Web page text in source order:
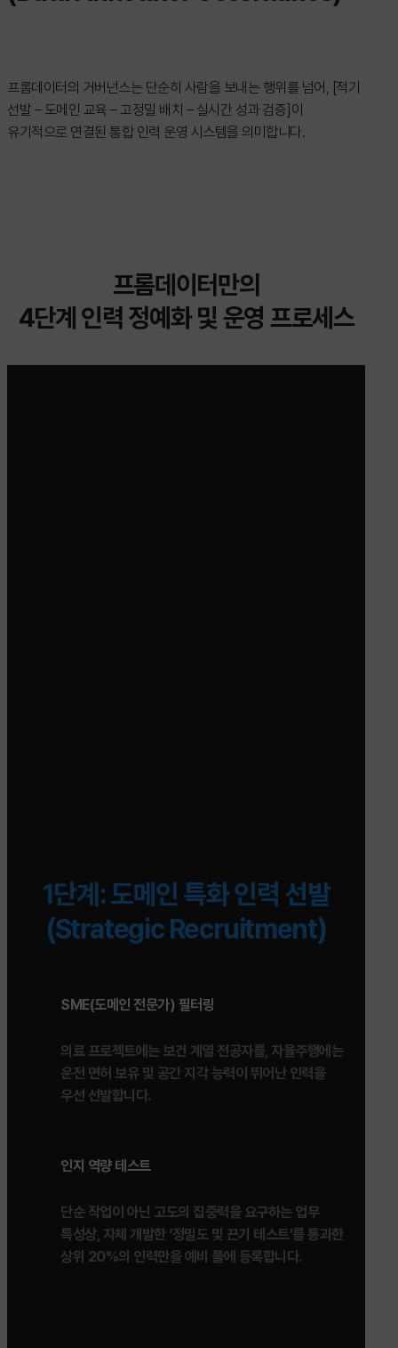
프롬데이터의 거버넌스는 단순히 사람을 보내는 행위를 넘어, [적기
선발 – 도메인 교육 – 고정밀 배치 – 실시간 성과 검증]이
유기적으로 연결된 통합 인력 운영 시스템을 의미합니다.
프롬데이터만의
4단계 인력 정예화 및 운영 프로세스
1단계: 도메인 특화 인력 선발
(Strategic Recruitment)
SME(도메인 전문가) 필터링
의료 프로젝트에는 보건 계열 전공자를, 자율주행에는
운전 면허 보유 및 공간 지각 능력이 뛰어난 인력을
우선 선발합니다.
인지 역량 테스트
단순 작업이 아닌 고도의 집중력을 요구하는 업무
특성상, 자체 개발한 ‘정밀도 및 끈기 테스트’를 통과한
상위 20%의 인력만을 예비 풀에 등록합니다.